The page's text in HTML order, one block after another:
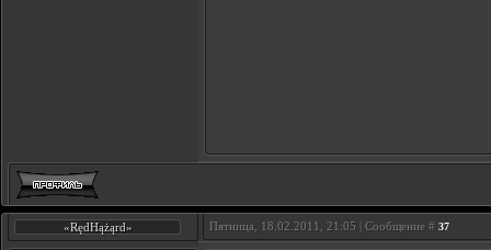
«RędHążąrd» Пятница, 18.02.2011, 21:05 | Сообщение # 37